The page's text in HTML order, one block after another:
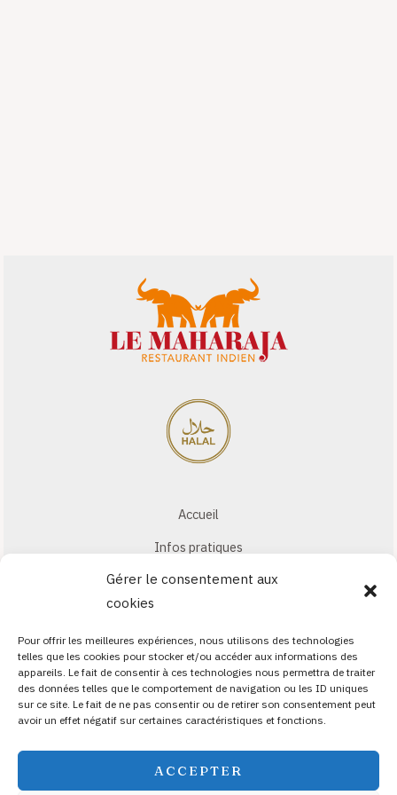
Gérer le consentement aux
cookies
Pour offrir les meilleures expériences, nous utilisons des technologies
telles que les cookies pour stocker et/ou accéder aux informations des
appareils. Le fait de consentir à ces technologies nous permettra de traiter
des données telles que le comportement de navigation ou les ID uniques
sur ce site. Le fait de ne pas consentir ou de retirer son consentement peut
avoir un effet négatif sur certaines caractéristiques et fonctions.
ACCEPTER
Accueil
Infos pratiques
Notre carte
Qui sommes-nous ?
Réservation
Commande en ligne